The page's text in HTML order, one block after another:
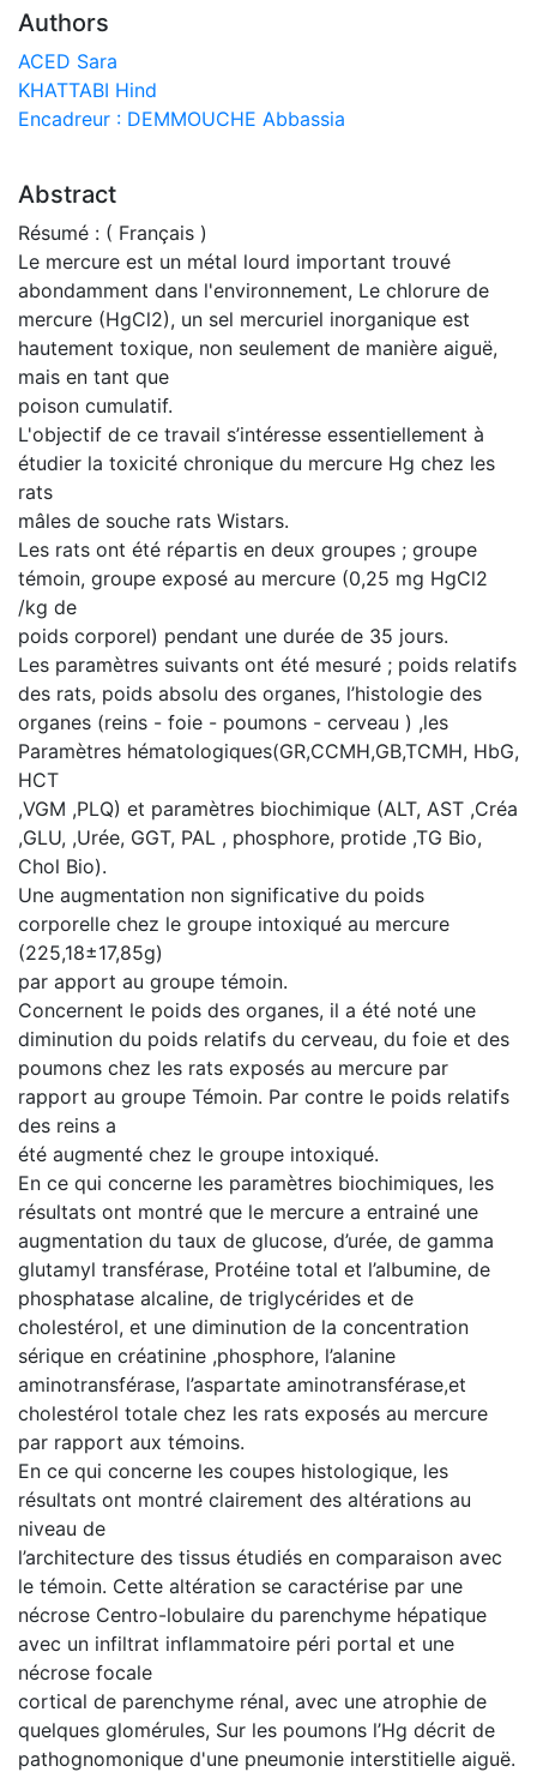
Authors
ACED Sara
KHATTABI Hind
Encadreur : DEMMOUCHE Abbassia
Abstract
Résumé : ( Français )
Le mercure est un métal lourd important trouvé
abondamment dans l'environnement, Le chlorure de
mercure (HgCl2), un sel mercuriel inorganique est
hautement toxique, non seulement de manière aiguë,
mais en tant que
poison cumulatif.
L'objectif de ce travail s’intéresse essentiellement à
étudier la toxicité chronique du mercure Hg chez les
rats
mâles de souche rats Wistars.
Les rats ont été répartis en deux groupes ; groupe
témoin, groupe exposé au mercure (0,25 mg HgCl2
/kg de
poids corporel) pendant une durée de 35 jours.
Les paramètres suivants ont été mesuré ; poids relatifs
des rats, poids absolu des organes, l’histologie des
organes (reins - foie - poumons - cerveau ) ,les
Paramètres hématologiques(GR,CCMH,GB,TCMH, HbG,
HCT
,VGM ,PLQ) et paramètres biochimique (ALT, AST ,Créa
,GLU, ,Urée, GGT, PAL , phosphore, protide ,TG Bio,
Chol Bio).
Une augmentation non significative du poids
corporelle chez le groupe intoxiqué au mercure
(225,18±17,85g)
par apport au groupe témoin.
Concernent le poids des organes, il a été noté une
diminution du poids relatifs du cerveau, du foie et des
poumons chez les rats exposés au mercure par
rapport au groupe Témoin. Par contre le poids relatifs
des reins a
été augmenté chez le groupe intoxiqué.
En ce qui concerne les paramètres biochimiques, les
résultats ont montré que le mercure a entrainé une
augmentation du taux de glucose, d’urée, de gamma
glutamyl transférase, Protéine total et l’albumine, de
phosphatase alcaline, de triglycérides et de
cholestérol, et une diminution de la concentration
sérique en créatinine ,phosphore, l’alanine
aminotransférase, l’aspartate aminotransférase,et
cholestérol totale chez les rats exposés au mercure
par rapport aux témoins.
En ce qui concerne les coupes histologique, les
résultats ont montré clairement des altérations au
niveau de
l’architecture des tissus étudiés en comparaison avec
le témoin. Cette altération se caractérise par une
nécrose Centro-lobulaire du parenchyme hépatique
avec un infiltrat inflammatoire péri portal et une
nécrose focale
cortical de parenchyme rénal, avec une atrophie de
quelques glomérules, Sur les poumons l’Hg décrit de
pathognomonique d'une pneumonie interstitielle aiguë.